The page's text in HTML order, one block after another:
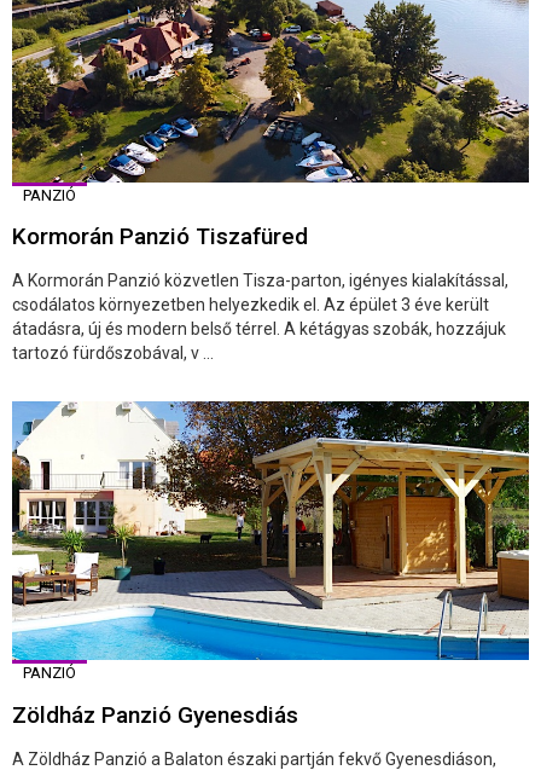
PANZIÓ
Kormorán Panzió Tiszafüred
A Kormorán Panzió közvetlen Tisza-parton, igényes kialakítással,
csodálatos környezetben helyezkedik el. Az épület 3 éve került
átadásra, új és modern belső térrel. A kétágyas szobák, hozzájuk
tartozó fürdőszobával, v ...
PANZIÓ
Zöldház Panzió Gyenesdiás
A Zöldház Panzió a Balaton északi partján fekvő Gyenesdiáson,